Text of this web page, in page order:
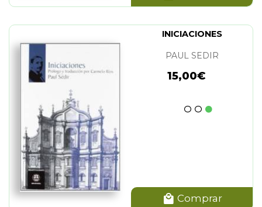
INICIACIONES
PAUL SEDIR
15,00€
Comprar